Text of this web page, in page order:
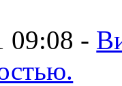
09:08 -